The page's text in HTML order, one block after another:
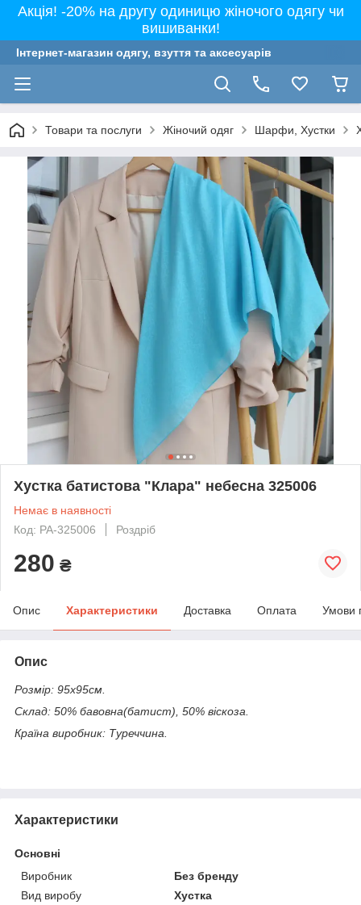
Акція! -20% на другу одиницю жіночого одягу чи
вишиванки!
Інтернет-магазин одягу, взуття та аксесуарів
Товари та послуги Жіночий одяг Шарфи, Хустки
Хустка батистова "Клара" небесна 325006
Немає в наявності
Код: PA-325006
Роздріб
280 ₴
Опис Характеристики Доставка Оплата Умови
Опис
Розмір: 95х95см.
Склад: 50% бавовна(батист), 50% віскоза.
Країна виробник: Туреччина.
Характеристики
Основні
Виробник
Без бренду
Вид виробу
Хустка